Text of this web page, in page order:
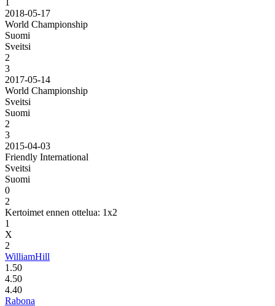
2018-05-17
World Championship
Suomi
Sveitsi
2
3
2017-05-14
World Championship
Sveitsi
Suomi
2
3
2015-04-03
Friendly International
Sveitsi
Suomi
0
2
Kertoimet ennen ottelua: 1x2
1
X
2
WilliamHill
1.50
4.50
4.40
Rabona